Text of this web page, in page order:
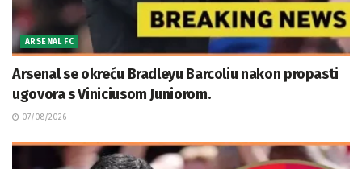
ARSENAL FC
Arsenal se okreću Bradleyu Barcoliu nakon propasti
ugovora s Viniciusom Juniorom.
07/08/2026